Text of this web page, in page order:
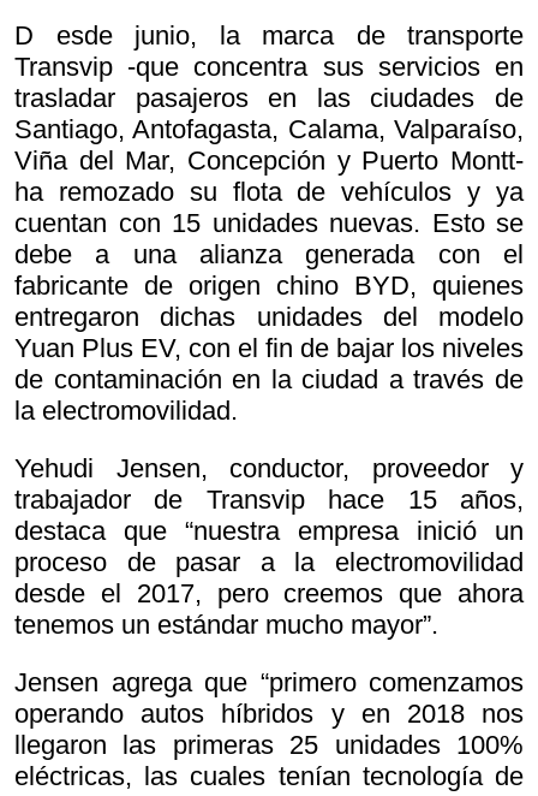
D esde junio, la marca de transporte
Transvip -que concentra sus servicios en
trasladar pasajeros en las ciudades de
Santiago, Antofagasta, Calama, Valparaíso,
Viña del Mar, Concepción y Puerto Montt-
ha remozado su flota de vehículos y ya
cuentan con 15 unidades nuevas. Esto se
debe a una alianza generada con el
fabricante de origen chino BYD, quienes
entregaron dichas unidades del modelo
Yuan Plus EV, con el fin de bajar los niveles
de contaminación en la ciudad a través de
la electromovilidad.
Yehudi Jensen, conductor, proveedor y
trabajador de Transvip hace 15 años,
destaca que “nuestra empresa inició un
proceso de pasar a la electromovilidad
desde el 2017, pero creemos que ahora
tenemos un estándar mucho mayor”.
Jensen agrega que “primero comenzamos
operando autos híbridos y en 2018 nos
llegaron las primeras 25 unidades 100%
eléctricas, las cuales tenían tecnología de